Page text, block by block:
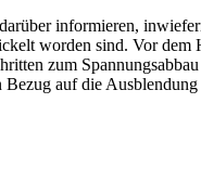
informieren,
worden sind. Vor dem
zum
auf die